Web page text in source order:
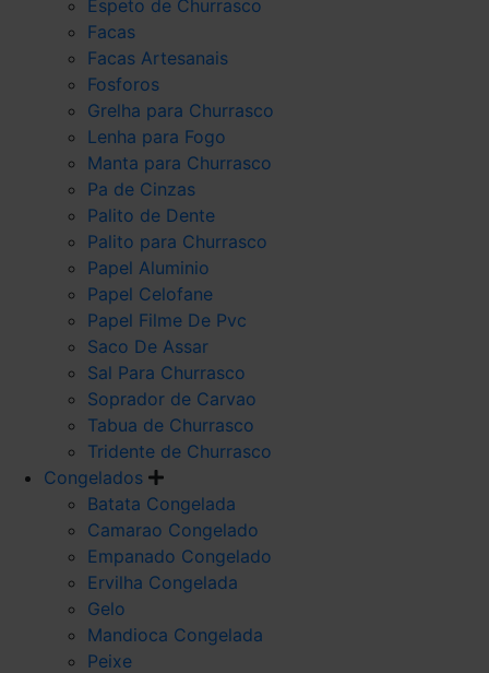
Espeto de Churrasco
Facas
Facas Artesanais
Fosforos
Grelha para Churrasco
Lenha para Fogo
Manta para Churrasco
Pa de Cinzas
Palito de Dente
Palito para Churrasco
Papel Aluminio
Papel Celofane
Papel Filme De Pvc
Saco De Assar
Sal Para Churrasco
Soprador de Carvao
Tabua de Churrasco
Tridente de Churrasco
Congelados
Batata Congelada
Camarao Congelado
Empanado Congelado
Ervilha Congelada
Gelo
Mandioca Congelada
Peixe